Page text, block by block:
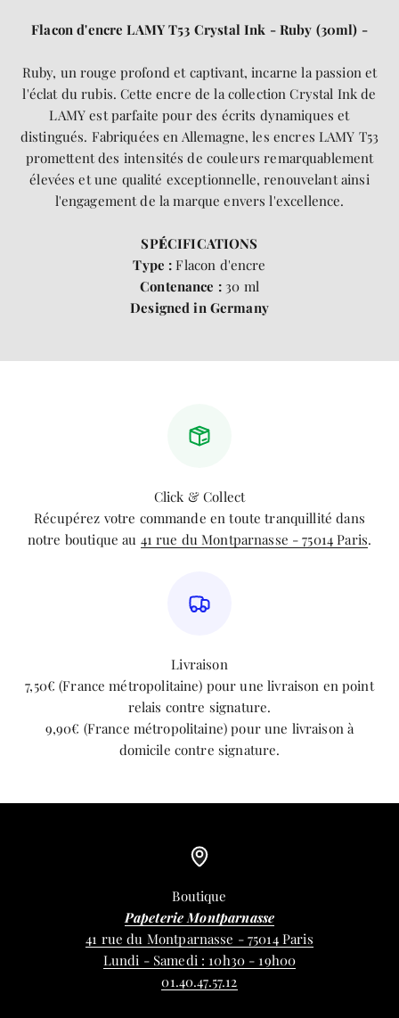
Flacon d'encre LAMY T53 Crystal Ink - Ruby (30ml) -
Ruby, un rouge profond et captivant, incarne la passion et
l'éclat du rubis. Cette encre de la collection Crystal Ink de
LAMY est parfaite pour des écrits dynamiques et
distingués. Fabriquées en Allemagne, les encres LAMY T53
promettent des intensités de couleurs remarquablement
élevées et une qualité exceptionnelle, renouvelant ainsi
l'engagement de la marque envers l'excellence.
SPÉCIFICATIONS
Type :Flacon d'encre
Contenance :30 ml
Designed in Germany
Click & Collect
Récupérez votre commande en toute tranquillité dans
notre boutique au 41 rue du Montparnasse - 75014 Paris.
Livraison
7,50€ (France métropolitaine) pour une livraison en point
relais contre signature.
9,90€ (France métropolitaine) pour une livraison à
domicile contre signature.
Boutique
Papeterie Montparnasse
41 rue du Montparnasse - 75014 Paris
Lundi - Samedi : 10h30 - 19h00
01.40.47.57.12